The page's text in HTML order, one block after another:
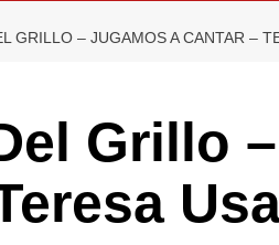
GRILLO – JUGAMOS A CANTAR –
Grillo